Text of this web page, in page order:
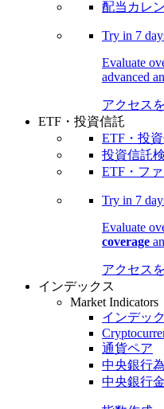
配当カレ
Try in 7
Evaluate
advanced
アクセス
ETF・投資信託
ETF・投
投資信託
ETF・フ
Try in 7
Evaluate
coverage
アクセス
インデックス
Market Indicators
インデッ
通貨ペア
中央銀行
中央銀行